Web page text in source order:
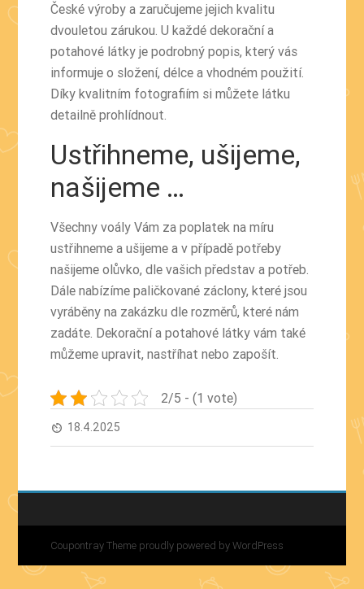
České výroby a zaručujeme jejich kvalitu
dvouletou zárukou. U každé dekorační a
potahové látky je podrobný popis, který vás
informuje o složení, délce a vhodném použití.
Díky kvalitním fotografiím si můžete látku
detailně prohlídnout.
Ustřihneme, ušijeme,
našijeme …
Všechny voály Vám za poplatek na míru
ustřihneme a ušijeme a v případě potřeby
našijeme olůvko, dle vašich představ a potřeb.
Dále nabízíme paličkované záclony, které jsou
vyráběny na zakázku dle rozměrů, které nám
zadáte. Dekorační apotahové látky vám také
můžeme upravit, nastříhat nebo zapošít.
2/5 - (1 vote)
av_timer 18.4.2025
Coupontray Theme proudly powered by WordPress